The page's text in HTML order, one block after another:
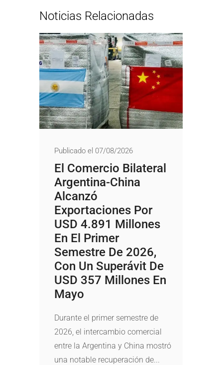
Noticias Relacionadas
Publicado el 07/08/2026
El Comercio Bilateral
Argentina-China
Alcanzó
Exportaciones Por
USD 4.891 Millones
En El Primer
Semestre De 2026,
Con Un Superávit De
USD 357 Millones En
Mayo
Durante el primer semestre de
2026, el intercambio comercial
entre la Argentina y China mostró
una notable recuperación de...